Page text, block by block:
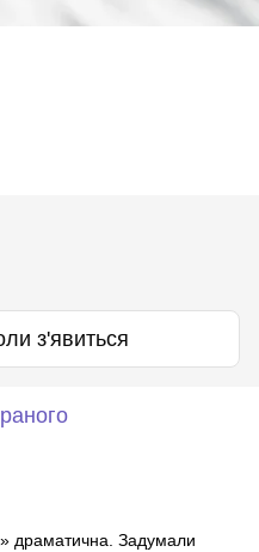
з'явиться
драматична. Задумали